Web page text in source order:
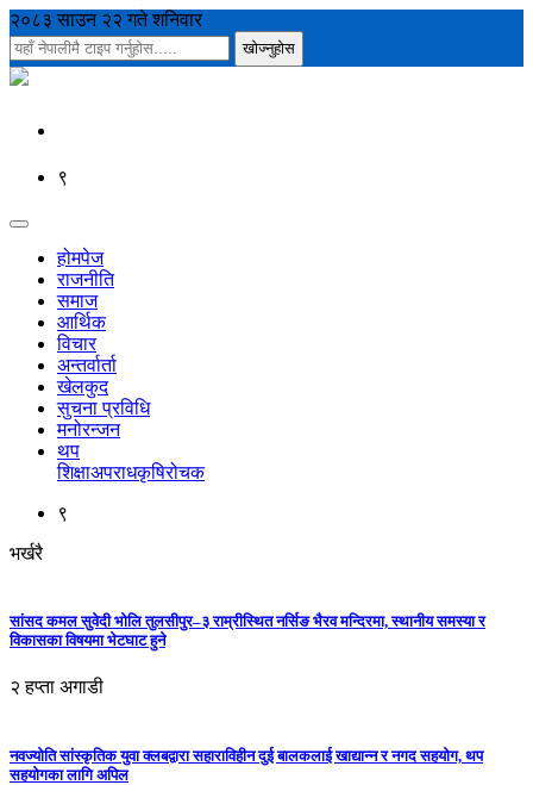
२०८३ साउन २२ गते शनिवार
९
होमपेज
राजनीति
समाज
आर्थिक
विचार
अन्तर्वार्ता
खेलकुद
सुचना प्रविधि
मनोरन्जन
थप
शिक्षाअपराधकृषिरोचक
९
भर्खरै
सांसद कमल सुवेदी भोलि तुलसीपुर–३ राम्रीस्थित नर्सिङ भैरव मन्दिरमा, स्थानीय समस्या र
विकासका विषयमा भेटघाट हुने
२ हप्ता अगाडी
नवज्योति सांस्कृतिक युवा क्लबद्वारा सहाराविहीन दुई बालकलाई खाद्यान्न र नगद सहयोग, थप
सहयोगका लागि अपिल